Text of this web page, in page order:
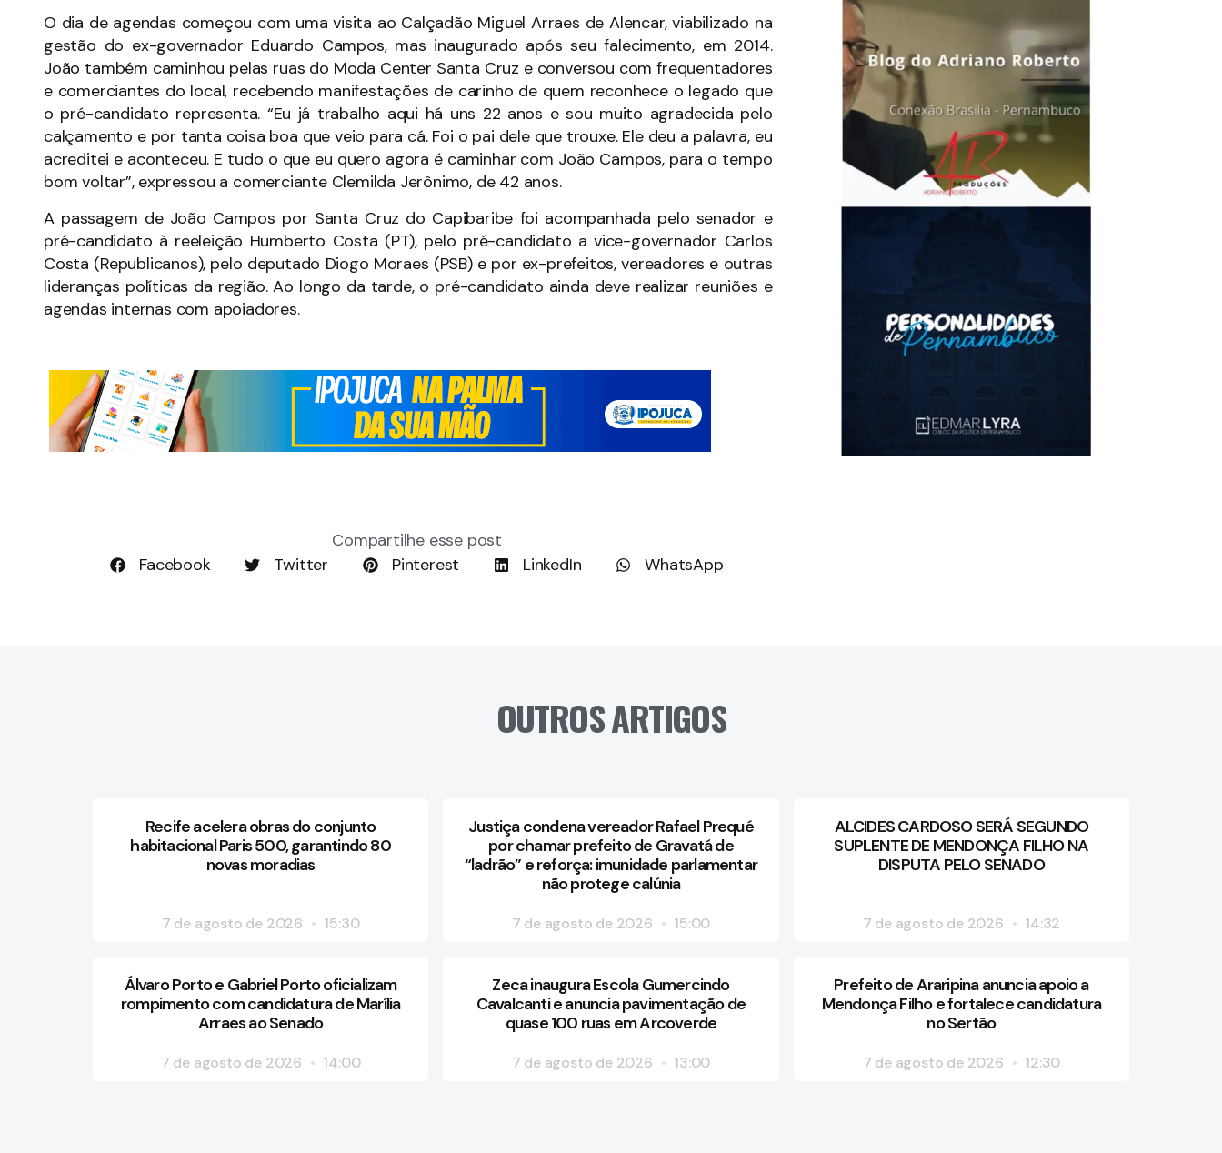
O dia de agendas começou com uma visita ao Calçadão Miguel Arraes de Alencar, viabilizado na
gestão do ex-governador Eduardo Campos, mas inaugurado após seu falecimento, em 2014.
João também caminhou pelas ruas do Moda Center Santa Cruz e conversou com frequentadores
e comerciantes do local, recebendo manifestações de carinho de quem reconhece o legado que
o pré-candidato representa. “Eu já trabalho aqui há uns 22 anos e sou muito agradecida pelo
calçamento e por tanta coisa boa que veio para cá. Foi o pai dele que trouxe. Ele deu a palavra, eu
acreditei e aconteceu. E tudo o que eu quero agora é caminhar com João Campos, para o tempo
bom voltar”, expressou a comerciante Clemilda Jerônimo, de 42 anos.
A passagem de João Campos por Santa Cruz do Capibaribe foi acompanhada pelo senador e
pré-candidato à reeleição Humberto Costa (PT), pelo pré-candidato a vice-governador Carlos
Costa (Republicanos), pelo deputado Diogo Moraes (PSB) e por ex-prefeitos, vereadores e outras
lideranças políticas da região. Ao longo da tarde, o pré-candidato ainda deve realizar reuniões e
agendas internas com apoiadores.
Compartilhe esse post
Facebook
Twitter Pinterest LinkedIn WhatsApp
OUTROS ARTIGOS
Recife acelera obras do conjunto
habitacional Paris 500, garantindo 80
novas moradias
7 de agosto de 2026 15:30
Justiça condena vereador Rafael Prequé
por chamar prefeito de Gravatá de
“ladrão” e reforça: imunidade parlamentar
não protege calúnia
7 de agosto de 2026 15:00
ALCIDES CARDOSO SERÁ SEGUNDO
SUPLENTE DE MENDONÇA FILHO NA
DISPUTA PELO SENADO
7 de agosto de 2026 14:32
Álvaro Porto e Gabriel Porto oficializam
rompimento com candidatura de Marília
Arraes ao Senado
7 de agosto de 2026 14:00
Zeca inaugura Escola Gumercindo
Cavalcanti e anuncia pavimentação de
quase 100 ruas em Arcoverde
7 de agosto de 2026 13:00
Prefeito de Araripina anuncia apoio a
Mendonça Filho e fortalece candidatura
no Sertão
7 de agosto de 2026 12:30